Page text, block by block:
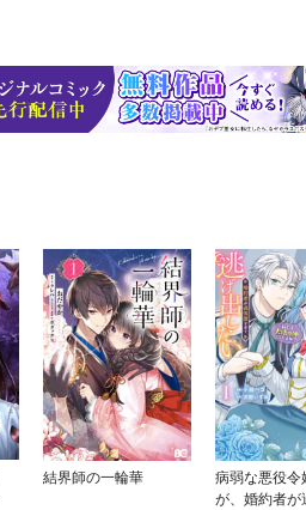
結界師の一輪華
病弱な悪役令
が、婚約者が